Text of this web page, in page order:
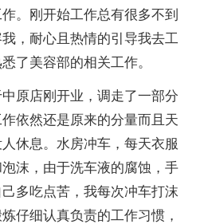
。刚开始工作总有很多不到
，耐心且热情的引导我去工
了美容部的相关工作。
原店刚开业，调走了一部分
依然还是原来的分量而且天
休息。水房冲车，每天衣服
沫，由于洗车液的腐蚀，手
多吃点苦，我每次冲车打沫
仔细认真负责的工作习惯，